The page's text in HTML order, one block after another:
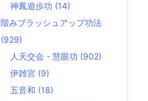
神鳳遊歩功 (14)
階みブラッシュアップ功法
(929)
人天交会・慧眼功 (902)
伊雑宮 (9)
五音和 (18)